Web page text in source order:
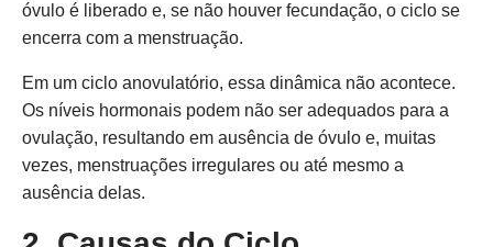
óvulo é liberado e, se não houver fecundação, o ciclo se
encerra com a menstruação.
Em um ciclo anovulatório, essa dinâmica não acontece.
Os níveis hormonais podem não ser adequados para a
ovulação, resultando em ausência de óvulo e, muitas
vezes, menstruações irregulares ou até mesmo a
ausência delas.